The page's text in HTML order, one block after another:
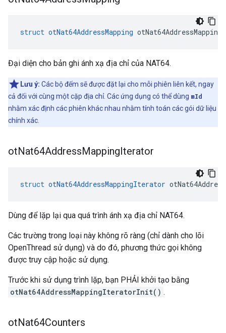
struct otNat64AddressMapping otNat64AddressMapping
Đại diện cho bản ghi ánh xạ địa chỉ của NAT64.
Lưu ý: Các bộ đếm sẽ được đặt lại cho mỗi phiên liên kết, ngay
cả đối với cùng một cặp địa chỉ. Các ứng dụng có thể dùng mId
nhằm xác định các phiên khác nhau nhằm tính toán các gói dữ liệu
chính xác.
otNat64AddressMappingIterator
struct otNat64AddressMappingIterator
Dùng để lặp lại qua quá trình ánh xạ địa chỉ NAT64.
Các trường trong loại này không rõ ràng (chỉ dành cho lõi
OpenThread sử dụng) và do đó, phương thức gọi không
được truy cập hoặc sử dụng.
Trước khi sử dụng trình lặp, bạn PHẢI khởi tạo bằng
otNat64AddressMappingIteratorInit() .
otNat64Counters